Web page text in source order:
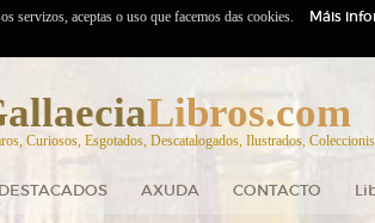
Libros.com
Curiosos, Esgotados, Descatalogados, Ilustrados,
DESTACADOS AXUDA CONTACTO
servizos, aceptas o uso que facemos das cookies. Máis